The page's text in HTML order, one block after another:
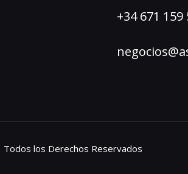
+34 671 159
los Derechos Reservados